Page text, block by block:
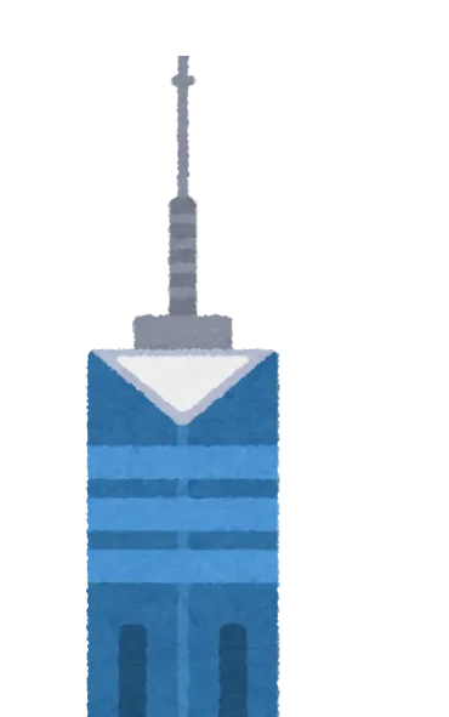
ニュース&トピックス